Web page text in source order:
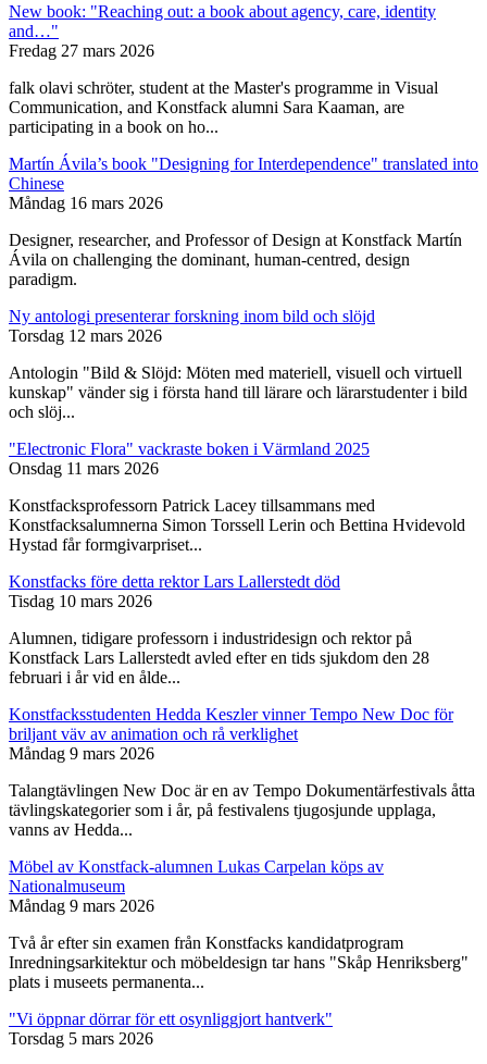
New book: "Reaching out: a book about agency, care, identity
and…"
Fredag 27 mars 2026
falk olavi schröter, student at the Master's programme in Visual
Communication, and Konstfack alumni Sara Kaaman, are
participating in a book on ho...
Martín Ávila’s book "Designing for Interdependence" translated into
Chinese
Måndag 16 mars 2026
Designer, researcher, and Professor of Design at Konstfack Martín
Ávila on challenging the dominant, human-centred, design
paradigm.
Ny antologi presenterar forskning inom bild och slöjd
Torsdag 12 mars 2026
Antologin "Bild & Slöjd: Möten med materiell, visuell och virtuell
kunskap" vänder sig i första hand till lärare och lärarstudenter i bild
och slöj...
"Electronic Flora" vackraste boken i Värmland 2025
Onsdag 11 mars 2026
Konstfacksprofessorn Patrick Lacey tillsammans med
Konstfacksalumnerna Simon Torssell Lerin och Bettina Hvidevold
Hystad får formgivarpriset...
Konstfacks före detta rektor Lars Lallerstedt död
Tisdag 10 mars 2026
Alumnen, tidigare professorn i industridesign och rektor på
Konstfack Lars Lallerstedt avled efter en tids sjukdom den 28
februari i år vid en ålde...
Konstfacksstudenten Hedda Keszler vinner Tempo New Doc för
briljant väv av animation och rå verklighet
Måndag 9 mars 2026
Talangtävlingen New Doc är en av Tempo Dokumentärfestivals åtta
tävlingskategorier som i år, på festivalens tjugosjunde upplaga,
vanns av Hedda...
Möbel av Konstfack-alumnen Lukas Carpelan köps av
Nationalmuseum
Måndag 9 mars 2026
Två år efter sin examen från Konstfacks kandidatprogram
Inredningsarkitektur och möbeldesign tar hans "Skåp Henriksberg"
plats i museets permanenta...
"Vi öppnar dörrar för ett osynliggjort hantverk"
Torsdag 5 mars 2026